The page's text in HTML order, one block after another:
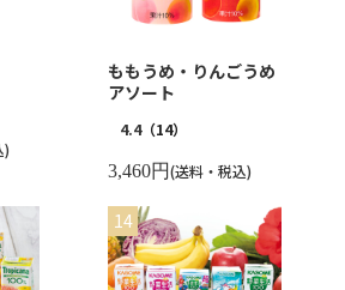
)
ももうめ・りんごうめ
アソート
4.4（14）
3,460円(送料・税込)